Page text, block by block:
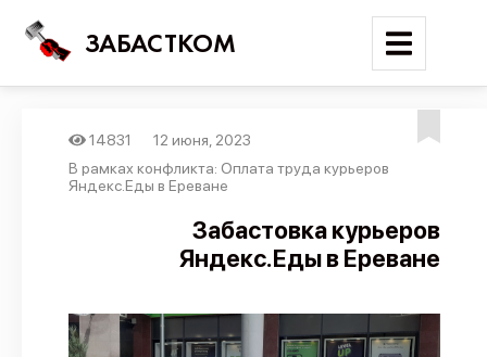
ЗАБАСТКОМ
Войти
Поиск
Новости
Трудовые конфликты
14831
12 июня, 2023
В рамках конфликта: Оплата труда курьеров
Яндекс.Еды в Ереване
Забастовка курьеров
Яндекс.Еды в Ереване